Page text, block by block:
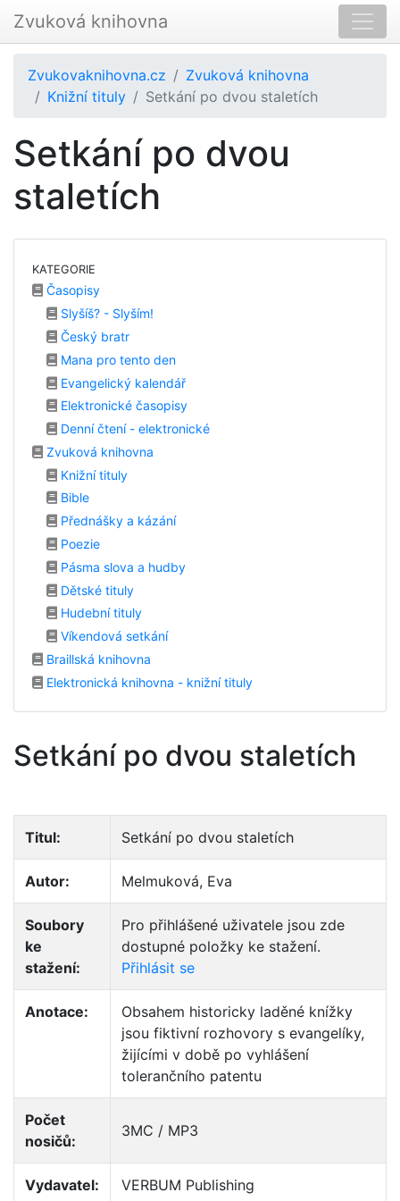
Zvuková knihovna
Zvukovaknihovna.cz
Zvuková knihovna
Knižní tituly
Setkání po dvou staletích
Setkání po dvou
staletích
KATEGORIE
Časopisy
Slyšíš? - Slyším!
Český bratr
Mana pro tento den
Evangelický kalendář
Elektronické časopisy
Denní čtení - elektronické
Zvuková knihovna
Knižní tituly
Bible
Přednášky a kázání
Poezie
Pásma slova a hudby
Dětské tituly
Hudební tituly
Víkendová setkání
Braillská knihovna
Elektronická knihovna - knižní tituly
Setkání po dvou staletích
Titul: Setkání po dvou staletích
Autor: Melmuková, Eva
Soubory
ke
stažení:
Pro přihlášené uživatele jsou zde
dostupné položky ke stažení.
Přihlásit se
Anotace:
Obsahem historicky laděné knížky
jsou fiktivní rozhovory s evangelíky,
žijícími v době po vyhlášení
tolerančního patentu
Počet
nosičů:
3MC / MP3
Vydavatel: VERBUM Publishing